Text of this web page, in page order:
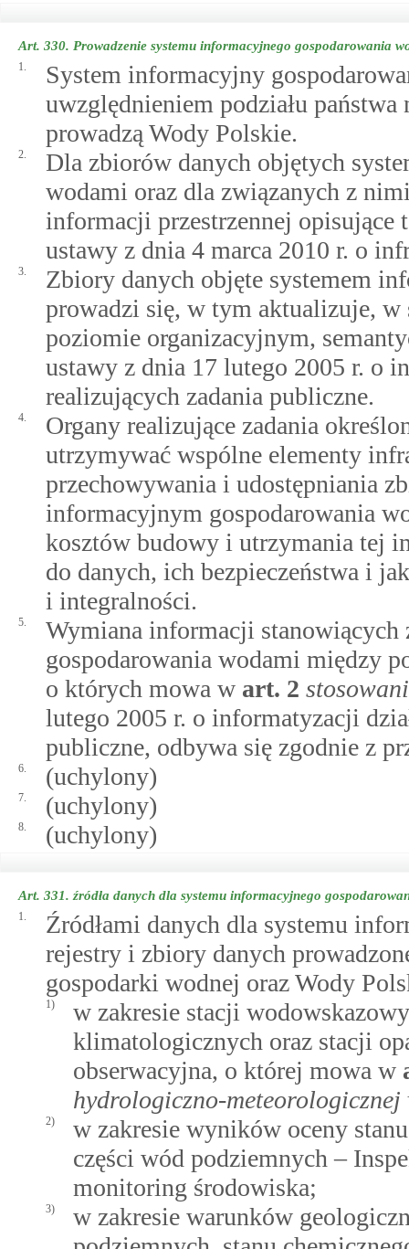
Art. 330. Prowadzenie systemu informacyjnego gospodarowania
1.
System informacyjny
uwzględnieniem podziału
prowadzą Wody Polskie.
2.
Dla zbiorów danych objętych
wodami oraz dla związanych z
informacji przestrzennej opisujące
ustawy z dnia 4 marca 2010 r. o
3.
Zbiory danych objęte systemem
prowadzi się, w tym aktualizuje, w
poziomie organizacyjnym,
ustawy z dnia 17 lutego 2005 r. o
realizujących zadania publiczne.
4.
Organy realizujące zadania
utrzymywać wspólne elementy
przechowywania i udostępniania
informacyjnym gospodarowania
kosztów budowy i utrzymania tej
do danych, ich bezpieczeństwa i
i integralności.
5.
Wymiana informacji stanowiących
gospodarowania wodami między
o których mowa w art. 2
lutego 2005 r. o informatyzacji
publiczne, odbywa się zgodnie z
6. (uchylony)
7. (uchylony)
8. (uchylony)
Art. 331. źródła danych dla systemu informacyjnego
1.
Źródłami danych dla systemu
rejestry i zbiory danych
gospodarki wodnej oraz Wody
1)
w zakresie stacji
klimatologicznych oraz stacji
obserwacyjna, o której mowa w
hydrologiczno-meteorologicznej
2)
w zakresie wyników oceny
części wód podziemnych –
monitoring środowiska;
3)
w zakresie warunków